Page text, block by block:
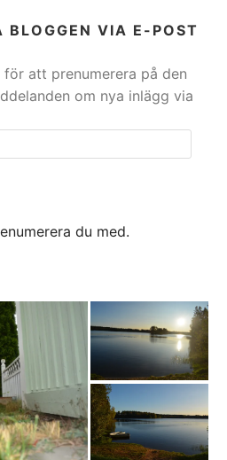
BLOGGEN VIA E-POST
att prenumerera på den
om nya inlägg via
du med.